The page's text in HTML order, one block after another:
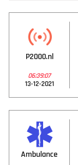
P2000.nl
06:39:07
13-12-2021
Ambulance